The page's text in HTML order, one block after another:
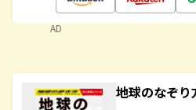
AD
地球のなぞ